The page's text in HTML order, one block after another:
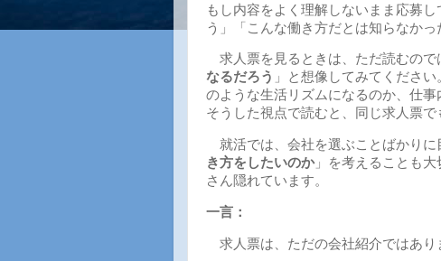
もし内容をよく理解しないまま応募
う」「こんな働き方だとは知らなか
求人票を見るときは、ただ読むので
なるだろう 」と想像してみてくださ
のような生活リズムになるのか、仕事
そうした視点で読むと、同じ求人票で
就活では、会社を選ぶことばかりに
き方をしたいのか」を考えることも大
さん隠れています。
一言：
求人票は、ただの会社紹介ではあり